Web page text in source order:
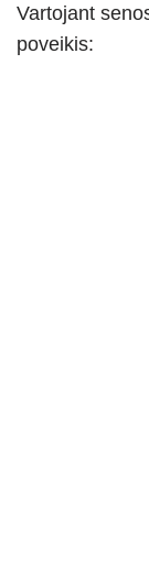
Vartojant
poveikis: